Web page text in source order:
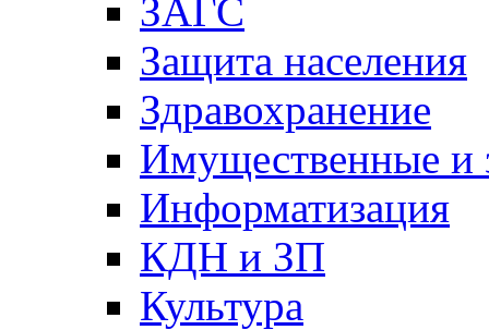
ЗАГС
Защита населения
Здравохранение
Имущественные и
Информатизация
КДН и ЗП
Культура